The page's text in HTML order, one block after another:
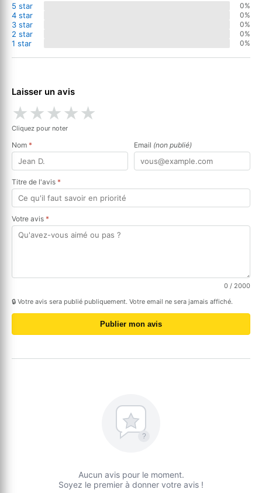
5 star
0%
4 star 0%
3 star 0%
2 star 0%
1 star 0%
Laisser un avis
★★★★★
Cliquez pour noter
Nom * Email (non publié)
Titre de l'avis *
Votre avis *
0 / 2000
🔒 Votre avis sera publié publiquement. Votre email ne sera jamais affiché.
Publier mon avis
?
Aucun avis pour le moment.
Soyez le premier à donner votre avis !